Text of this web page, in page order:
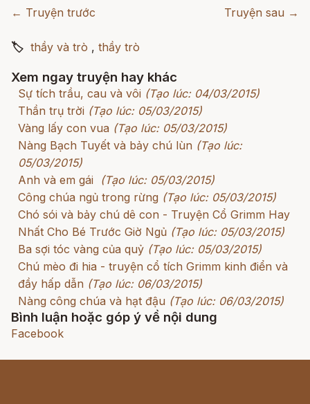
← Truyện trước Truyện sau →
🏷 thầy và trò , thầy trò
Xem ngay truyện hay khác
Sự tích trầu, cau và vôi (Tạo lúc: 04/03/2015)
Thần trụ trời (Tạo lúc: 05/03/2015)
Vàng lấy con vua (Tạo lúc: 05/03/2015)
Nàng Bạch Tuyết và bảy chú lùn (Tạo lúc:
05/03/2015)
Anh và em gái
(Tạo lúc: 05/03/2015)
Công chúa ngủ trong rừng (Tạo lúc: 05/03/2015)
Chó sói và bảy chú dê con - Truyện Cổ Grimm Hay
Nhất Cho Bé Trước Giờ Ngủ (Tạo lúc: 05/03/2015)
Ba sợi tóc vàng của quỷ (Tạo lúc: 05/03/2015)
Chú mèo đi hia - truyện cổ tích Grimm kinh điển và
đầy hấp dẫn (Tạo lúc: 06/03/2015)
Nàng công chúa và hạt đậu (Tạo lúc: 06/03/2015)
Bình luận hoặc góp ý về nội dung
Facebook